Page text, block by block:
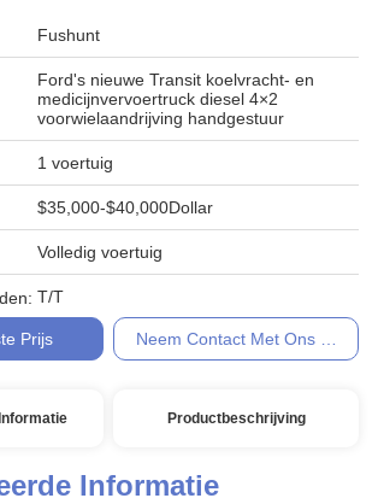
Fushunt
Ford's nieuwe Transit koelvracht- en
medicijnvervoertruck diesel 4×2
voorwielaandrijving handgestuur
1 voertuig
$35,000-$40,000Dollar
Volledig voertuig
T/T
Prijs Neem Contact Met Ons Op
Productbeschrijving
Informatie